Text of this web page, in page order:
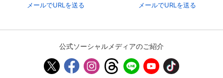
メールでURLを送る メールでURLを送る
公式ソーシャルメディアのご紹介